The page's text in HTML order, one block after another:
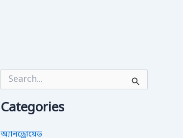
r
c
f
Categories
অ্যানড্রোয়েড